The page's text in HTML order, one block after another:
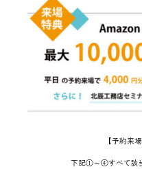
【予約来
下記①～④すべて該